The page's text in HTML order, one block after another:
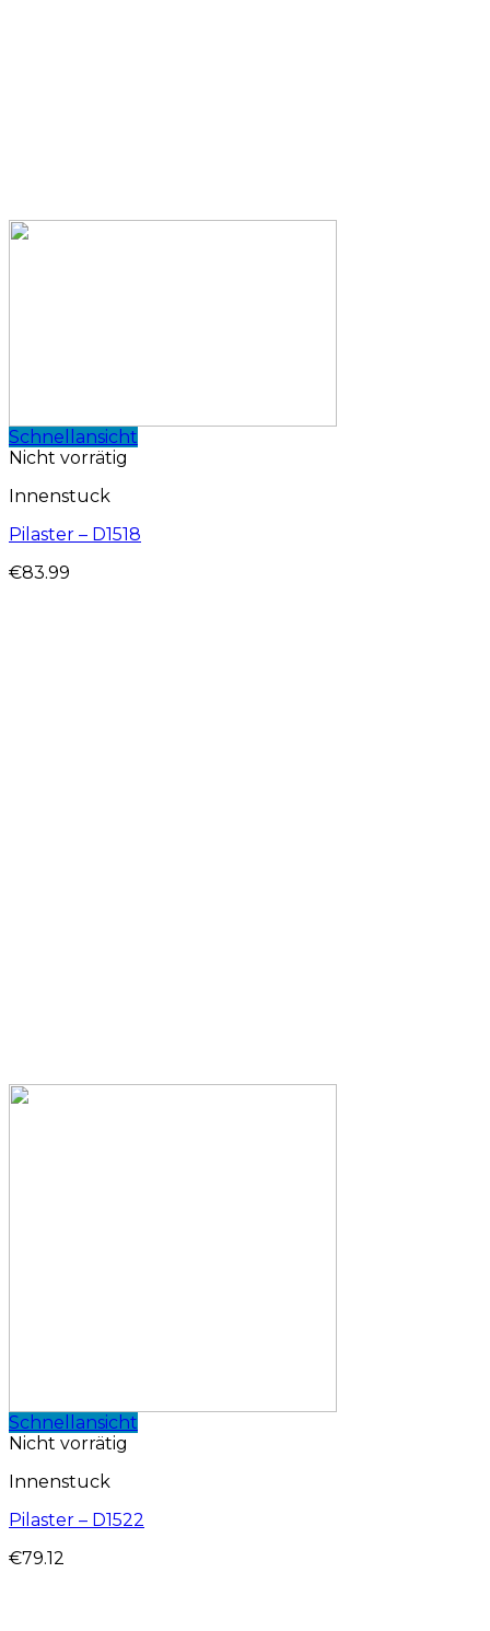
Schnellansicht
Nicht vorrätig
Innenstuck
Pilaster – D1518
€83.99
Schnellansicht
Nicht vorrätig
Innenstuck
Pilaster – D1522
€79.12